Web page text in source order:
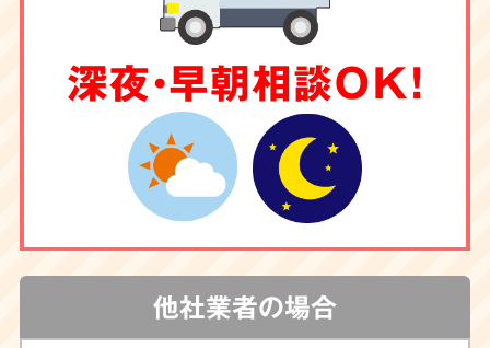
除菌・消臭・ハウス
クリーニングもお任せ
害虫駆除
深夜・早朝相談OK！
他社業者の場合